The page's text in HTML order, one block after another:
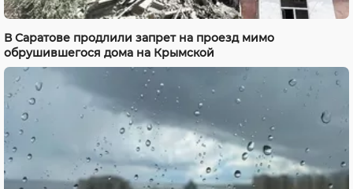
В Саратове продлили запрет на проезд мимо
обрушившегося дома на Крымской